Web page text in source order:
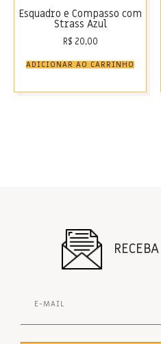
Esquadro e Compasso com
Strass Azul
R$ 20,00
ADICIONAR AO CARRINHO